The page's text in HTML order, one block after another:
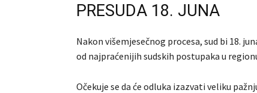
PRESUDA 18. JUNA
Nakon višemjesečnog procesa, sud bi 18.
od najpraćenijih sudskih postupaka u
Očekuje se da će odluka izazvati veliku